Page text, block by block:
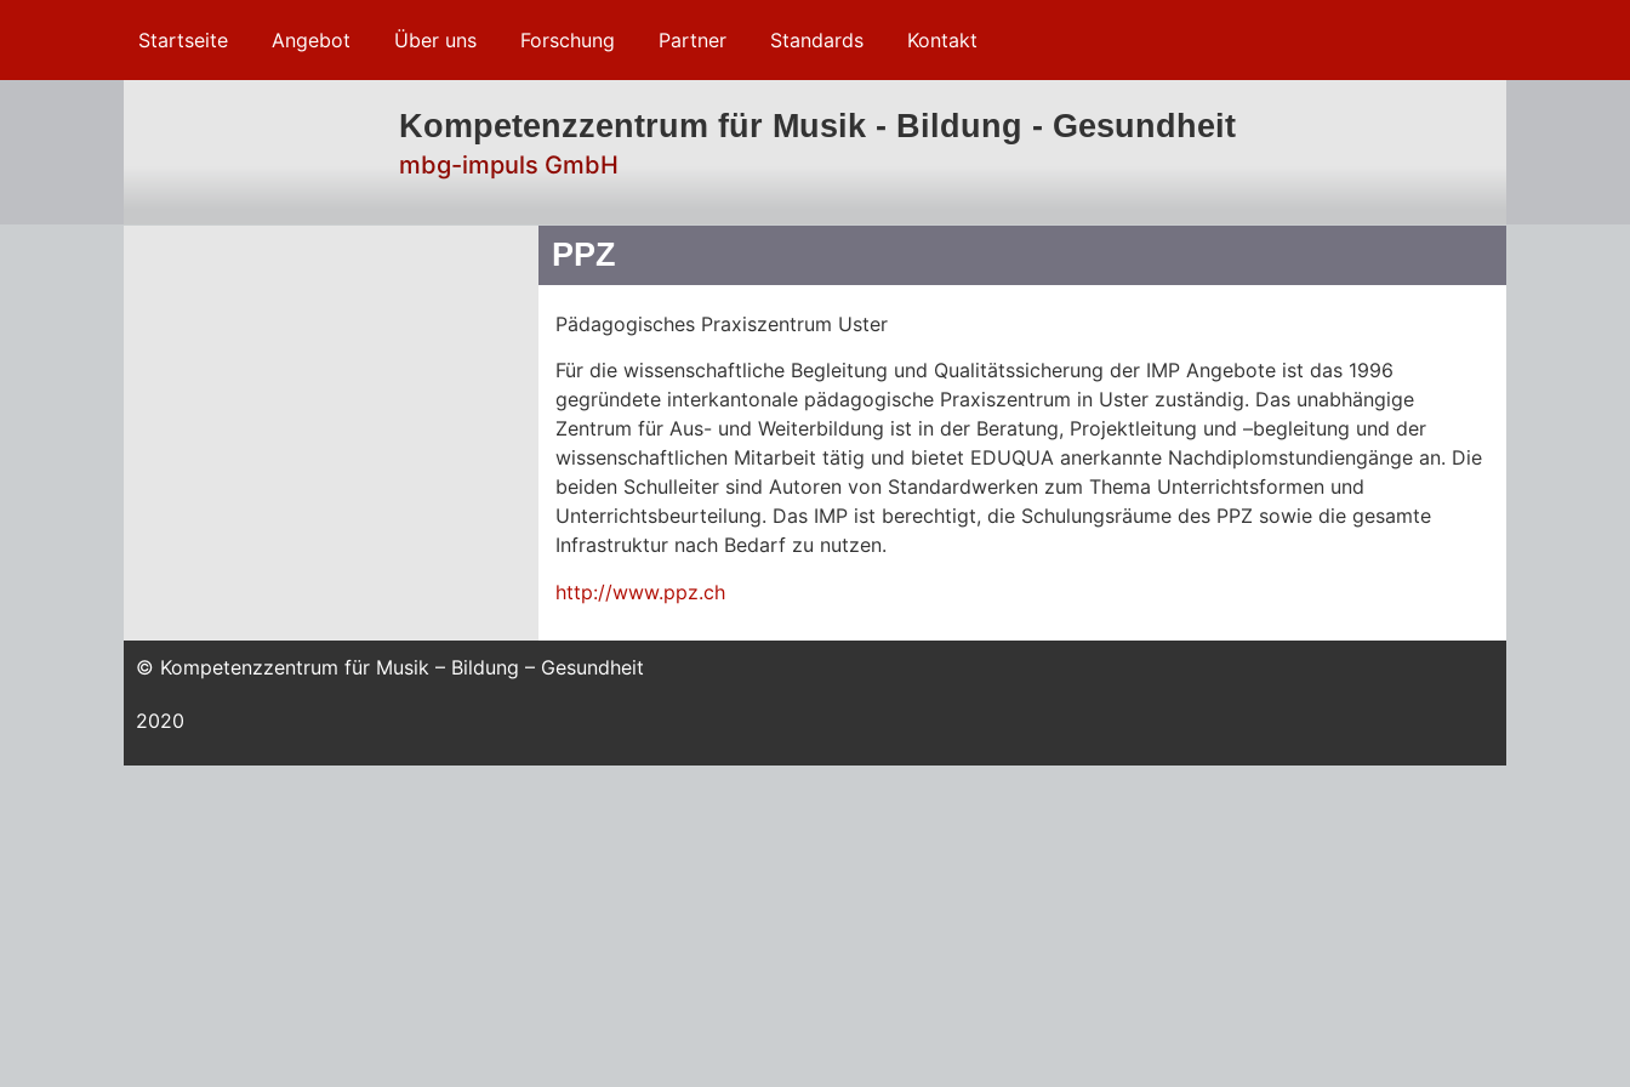
Startseite Angebot Über uns Forschung Partner Standards Kontakt
Kompetenzzentrum für Musik - Bildung - Gesundheit
mbg-impuls GmbH
PPZ
Pädagogisches Praxiszentrum Uster
Für die wissenschaftliche Begleitung und Qualitätssicherung der IMP Angebote ist das 1996
gegründete interkantonale pädagogische Praxiszentrum in Uster zuständig. Das unabhängige
Zentrum für Aus- und Weiterbildung ist in der Beratung, Projektleitung und –begleitung und der
wissenschaftlichen Mitarbeit tätig und bietet EDUQUA anerkannte Nachdiplomstundiengänge an. Die
beiden Schulleiter sind Autoren von Standardwerken zum Thema Unterrichtsformen und
Unterrichtsbeurteilung. Das IMP ist berechtigt, die Schulungsräume des PPZ sowie die gesamte
Infrastruktur nach Bedarf zu nutzen.
http://www.ppz.ch
© Kompetenzzentrum für Musik – Bildung – Gesundheit
2020